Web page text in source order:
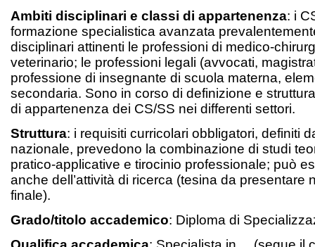
Ambiti disciplinari e classi di appartenenza: i
formazione specialistica avanzata
disciplinari attinenti le professioni di medico-
veterinario; le professioni legali (avvocati,
professione di insegnante di scuola materna,
secondaria. Sono in corso di definizione e
di appartenenza dei CS/SS nei differenti settori.
Struttura: i requisiti curricolari obbligatori, definiti
nazionale, prevedono la combinazione di studi
pratico-applicative e tirocinio professionale; può
anche dell’attività di ricerca (tesina da presentare
finale).
Grado/titolo accademico: Diploma di